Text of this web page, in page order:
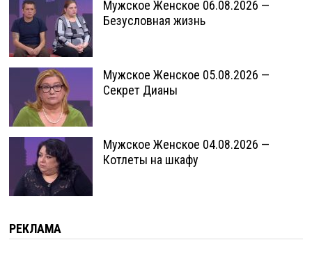
Мужское Женское 06.08.2026 —
Безусловная жизнь
Мужское Женское 05.08.2026 —
Секрет Дианы
Мужское Женское 04.08.2026 —
Котлеты на шкафу
РЕКЛАМА